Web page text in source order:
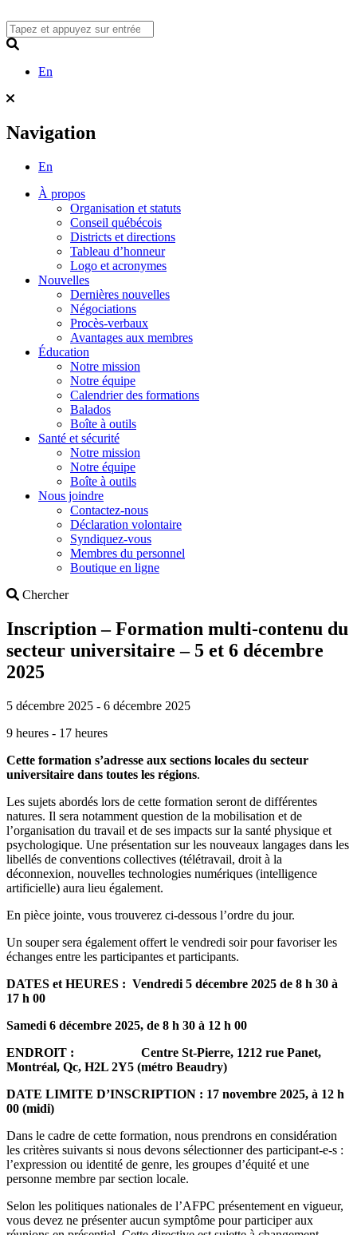
to
content
En
Navigation
En
À propos
Organisation et statuts
Conseil québécois
Districts et directions
Tableau d’honneur
Logo et acronymes
Nouvelles
Dernières nouvelles
Négociations
Procès-verbaux
Avantages aux membres
Éducation
Notre mission
Notre équipe
Calendrier des formations
Balados
Boîte à outils
Santé et sécurité
Notre mission
Notre équipe
Boîte à outils
Nous joindre
Contactez-nous
Déclaration volontaire
Syndiquez-vous
Membres du personnel
Boutique en ligne
ChercherSearch
Inscription – Formation multi-contenu du
secteur universitaire – 5 et 6 décembre
2025
5 décembre 2025 - 6 décembre 2025
9 heures - 17 heures
Cette formation s’adresse aux sections locales du secteur
universitaire dans toutes les régions.
Les sujets abordés lors de cette formation seront de différentes
natures. Il sera notamment question de la mobilisation et de
l’organisation du travail et de ses impacts sur la santé physique et
psychologique. Une présentation sur les nouveaux langages dans les
libellés de conventions collectives (télétravail, droit à la
déconnexion, nouvelles technologies numériques (intelligence
artificielle) aura lieu également.
En pièce jointe, vous trouverez ci-dessous l’ordre du jour.
Un souper sera également offert le vendredi soir pour favoriser les
échanges entre les participantes et participants.
DATES et HEURES : Vendredi 5 décembre 2025 de 8 h 30 à
17 h 00
Samedi 6 décembre 2025, de 8 h 30 à 12 h 00
ENDROIT : Centre St-Pierre, 1212 rue Panet,
Montréal, Qc, H2L 2Y5 (métro Beaudry)
DATE LIMITE D’INSCRIPTION : 17 novembre 2025, à 12 h
00 (midi)
Dans le cadre de cette formation, nous prendrons en considération
les critères suivants si nous devons sélectionner des participant-e-s :
l’expression ou identité de genre, les groupes d’équité et une
personne membre par section locale.
Selon les politiques nationales de l’AFPC présentement en vigueur,
vous devez ne présenter aucun symptôme pour participer aux